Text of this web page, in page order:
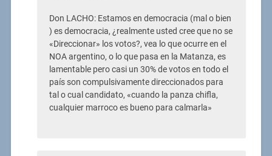
Don LACHO: Estamos en democracia (mal o bien
) es democracia, ¿realmente usted cree que no se
«Direccionar» los votos?, vea lo que ocurre en el
NOA argentino, o lo que pasa en la Matanza, es
lamentable pero casi un 30% de votos en todo el
país son compulsivamente direccionados para
tal o cual candidato, «cuando la panza chifla,
cualquier marroco es bueno para calmarla»